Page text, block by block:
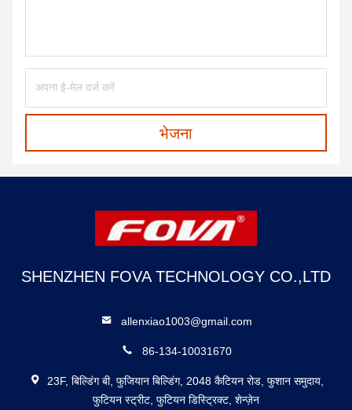
भेजना
SHENZHEN FOVA TECHNOLOGY CO.,LTD
allenxiao1003@gmail.com
86-134-10031670
23F, बिल्डिंग बी, फुजियान बिल्डिंग, 2048 कैटियन रोड, फुशान समुदाय,
फुटियन स्ट्रीट, फुटियन डिस्ट्रिक्ट, शेन्ज़ेन